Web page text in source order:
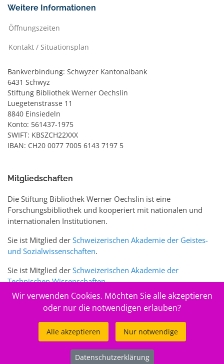
Weitere Informationen
Öffnungszeiten
Kontakt / Situationsplan
Bankverbindung: Schwyzer Kantonalbank
6431 Schwyz
Stiftung Bibliothek Werner Oechslin
Luegetenstrasse 11
8840 Einsiedeln
Konto: 561437-1975
SWIFT: KBSZCH22XXX
IBAN: CH20 0077 7005 6143 7197 5
Mitgliedschaften
Die Stiftung Bibliothek Werner Oechslin ist eine
Forschungsbibliothek und kooperiert mit nationalen und
internationalen Institutionen.
Sie ist Mitglied der Schweizerischen Akademie der Geistes-
und Sozialwissenschaften.
Sie ist Mitglied der Schweizerischen Akademie der
Technischen Wissenschaften.
Sie ist zudem Mitglied des Schweizer Portalswww.sciences-
Stiftung Bibliothek Werner Oechslin
Wir verwenden Cookies. Möchten Sie alle akzeptieren
oder nur die notwendigen erlauben?
Alle akzeptieren Nur notwendige
Datenschutzerklärung